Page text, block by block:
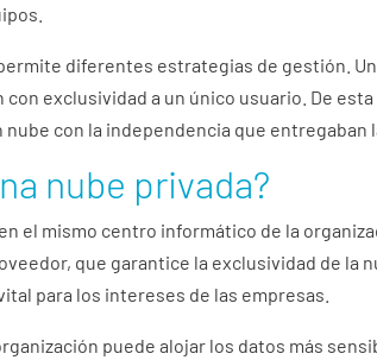
diferentes estrategias de gestión.
exclusividad a un único usuario. De
con la independencia que
nube privada?
el mismo centro informático de la
que garantice la exclusividad de la
para los intereses de las empresas.
puede alojar los datos más